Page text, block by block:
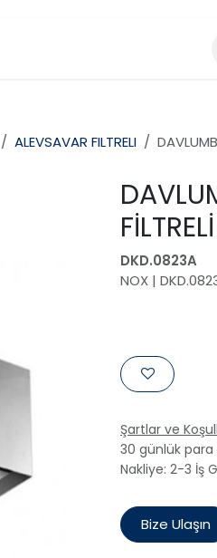
ALEVSAVAR FILTRELI
FİLTRELİ
DKD.0823A
NOX |
Şartlar ve
30 günlük
Nakliye: 2-3 İş
Bize Ulaşın